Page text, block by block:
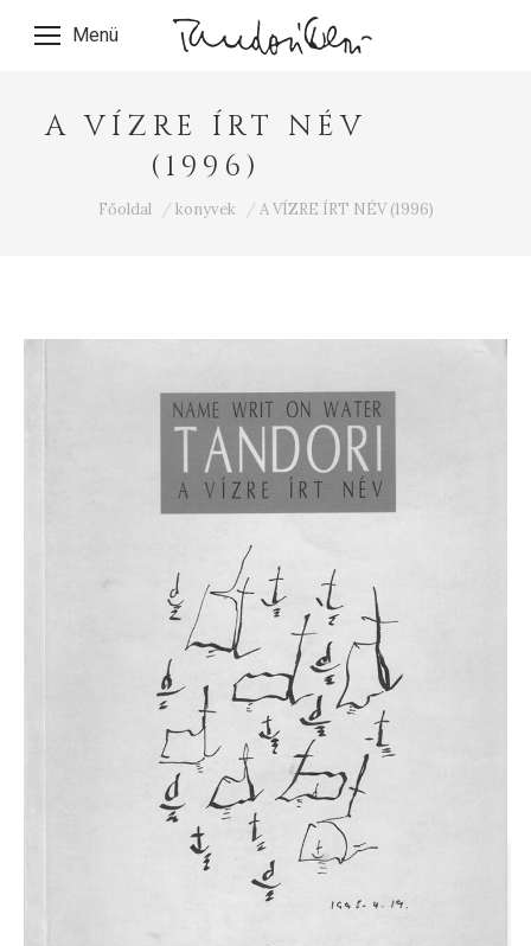
Menü
A VÍZRE ÍRT NÉV
(1996)
Ön itt van:
Főoldal konyvek A VÍZRE ÍRT NÉV (1996)